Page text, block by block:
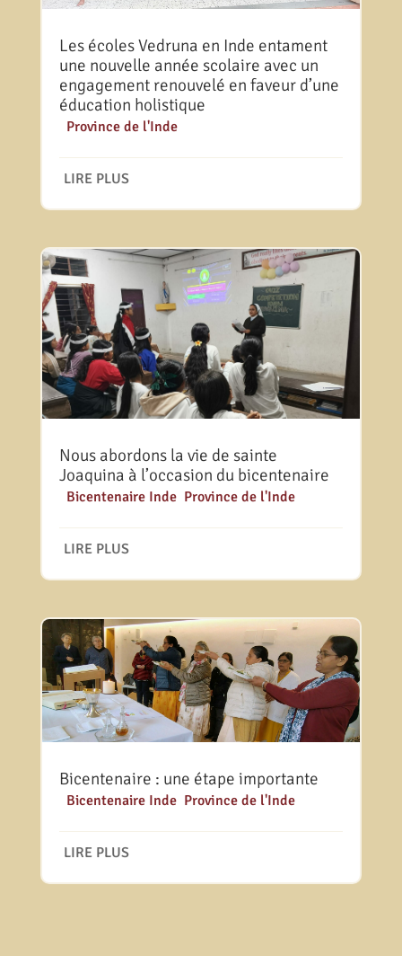
Les écoles Vedruna en Inde entament
une nouvelle année scolaire avec un
engagement renouvelé en faveur d’une
éducation holistique
Province de l'Inde
LIRE PLUS
Nous abordons la vie de sainte
Joaquina à l’occasion du bicentenaire
Bicentenaire Inde, Province de l'Inde
LIRE PLUS
Bicentenaire : une étape importante
Bicentenaire Inde, Province de l'Inde
LIRE PLUS